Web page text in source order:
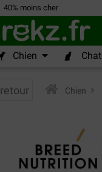
40% moins cher
Chien Chat
retour Chien